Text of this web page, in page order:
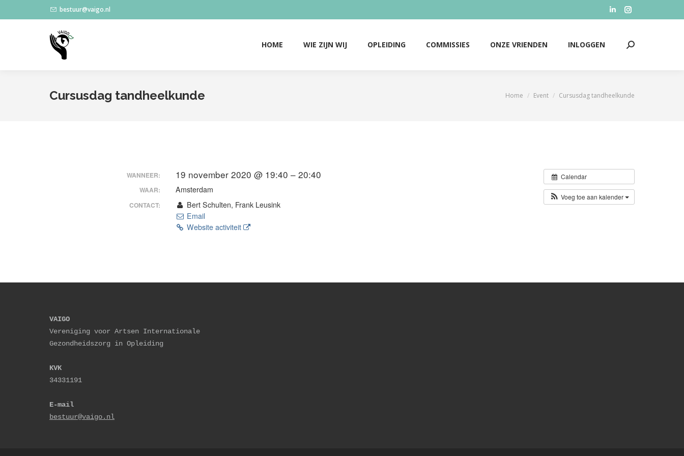
bestuur@vaigo.nl
Linkedin
opens
Instagram
opens
HOME WIE ZIJN WIJ OPLEIDING COMMISSIES ONZE VRIENDEN INLOGGEN Zoeken:
Cursusdag tandheelkunde Je bent hier:
Home Event Cursusdag tandheelkunde
Calendar
Voeg toe aan kalender
WANNEER: 19 november 2020 @ 19:40 – 20:40
WAAR: Amsterdam
CONTACT:
Bert Schulten, Frank Leusink
Email
Website activiteit
VAIGO
Vereniging voor Artsen Internationale
Gezondheidszorg in Opleiding
KVK
34331191
E-mail
bestuur@vaigo.nl
HOME WIE ZIJN WIJ OPLEIDING COMMISSIES ONZE VRIENDEN INLOGGEN Zoeken: